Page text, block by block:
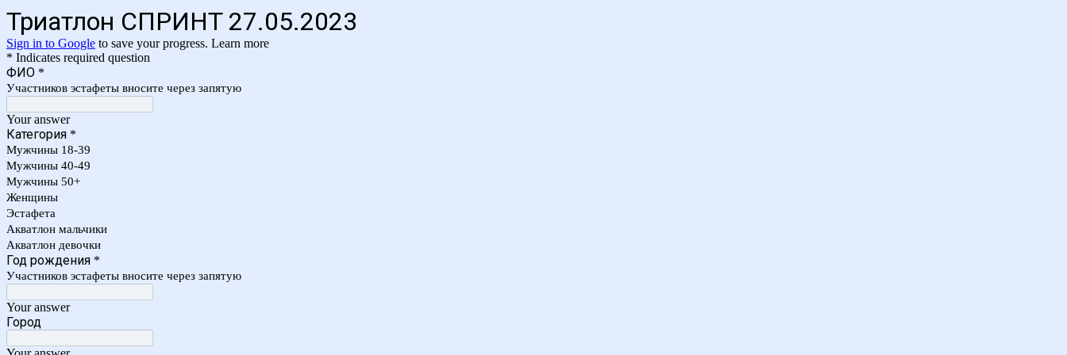
Триатлон СПРИНТ 27.05.2023
Sign in to Google to save your progress. Learn more
* Indicates required question
ФИО *
Участников эстафеты вносите через запятую
Your answer
Категория *
Мужчины 18-39
Мужчины 40-49
Мужчины 50+
Женщины
Эстафета
Акватлон мальчики
Акватлон девочки
Год рождения *
Участников эстафеты вносите через запятую
Your answer
Город